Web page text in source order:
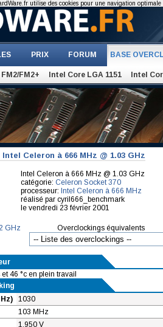
PRIX FORUM BASE
FM2+ Intel Core LGA 1151 Intel
Celeron à 666 MHz @ 1.03 GHz
Intel Celeron à 666 MHz @ 1.03 GHz
catégorie: Celeron Socket 370
processeur: Intel Celeron à 666 MHz
réalisé par cyril666_benchmark
le vendredi 23 février 2001
GHz Overclockings équivalents
46 °c en plein travail
1030
103 MHz
1.950 V
utilise des cookies pour une navigation